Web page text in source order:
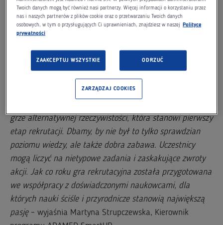
uczestników czekają liczne zagadki z zakresu nauk
ścisłych i przyrodniczych. W trakcie ich rozwiązywania
zweryfikowany zostanie nie tylko poziom wiedzy oraz
łączenia z pozoru niepowiązanych ze sobą faktów.
Od czterech lat obserwujemy coraz większe
zainteresowanie naszym programem stypendialnym.
grze alternatywnej rzeczywistości, która stanowi pierwszy
etap rekrutacji. Dbamy, by nie był to tylko sprawdzian
poziomu wiedzy, ale także dobra zabawa. Uczestnicy
mogą liczyć na nietypowe zadania i zaskakujące zwroty
akcji. Jak co roku gra rekrutacyjna została przygotowana
we współpracy z doświadczonymi naukowcami, dla
których nauki ściśle i przyrodnicze stanowią największą
pasję– wyjaśnia Martyna Strupczewska, Kierownik
Twoich danych mogą być również nasi partnerzy. Więcej informacji o korzystaniu przez
nas i naszych partnerów z plików cookie oraz o przetwarzaniu Twoich danych
osobowych, w tym o przysługujących Ci uprawnieniach, znajdziesz w naszej Polityce
prywatności
ZAAKCEPTUJ WSZYSTKIE ODRZUĆ
ZARZĄDZAJ COOKIES